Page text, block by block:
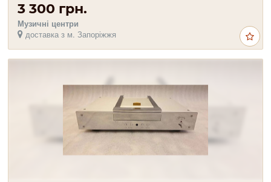
3 300 грн.
Музичні центри
доставка з м. Запоріжжя